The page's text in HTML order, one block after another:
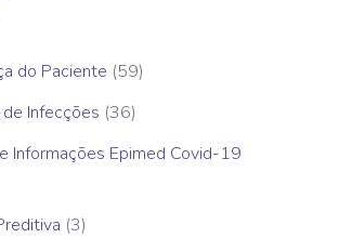
do Paciente (59)
Infecções (36)
Informações Epimed Covid-19
(3)